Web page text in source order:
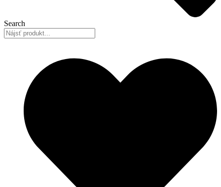
Search